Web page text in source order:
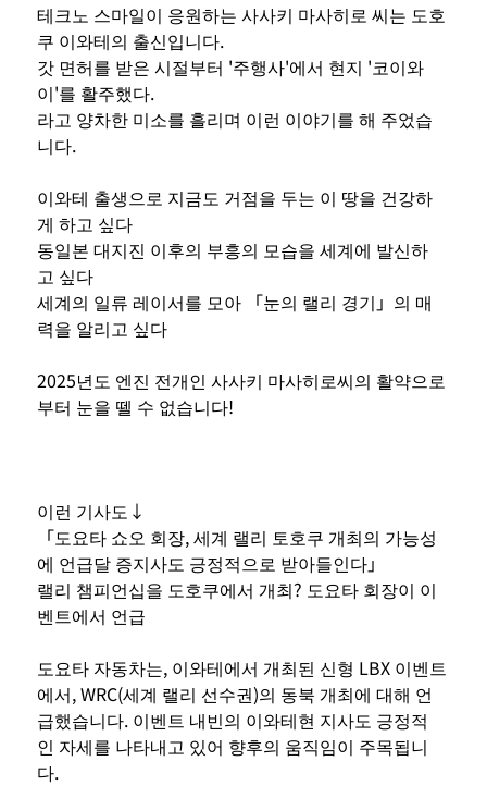
테크노 스마일이 응원하는 사사키 마사히로 씨는 도호
쿠 이와테의 출신입니다.
갓 면허를 받은 시절부터 '주행사'에서 현지 '코이와
이'를 활주했다.
라고 양차한 미소를 흘리며 이런 이야기를 해 주었습
니다.
이와테 출생으로 지금도 거점을 두는 이 땅을 건강하
게 하고 싶다
동일본 대지진 이후의 부흥의 모습을 세계에 발신하
고 싶다
세계의 일류 레이서를 모아 「눈의 랠리 경기」의 매
력을 알리고 싶다
2025년도 엔진 전개인 사사키 마사히로씨의 활약으로
부터 눈을 뗄 수 없습니다!
이런 기사도↓
「도요타 쇼오 회장, 세계 랠리 토호쿠 개최의 가능성
에 언급달 증지사도 긍정적으로 받아들인다」
랠리 챔피언십을 도호쿠에서 개최? 도요타 회장이 이
벤트에서 언급
도요타 자동차는, 이와테에서 개최된 신형 LBX 이벤트
에서, WRC(세계 랠리 선수권)의 동북 개최에 대해 언
급했습니다. 이벤트 내빈의 이와테현 지사도 긍정적
인 자세를 나타내고 있어 향후의 움직임이 주목됩니
다.